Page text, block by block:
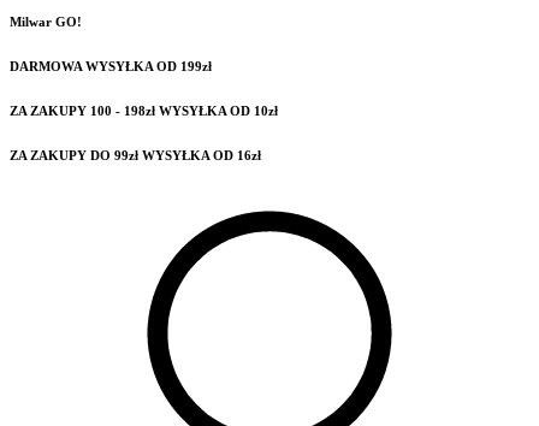
Milwar GO!
DARMOWA WYSYŁKA OD 199zł
ZA ZAKUPY 100 - 198zł WYSYŁKA OD 10zł
ZA ZAKUPY DO 99zł WYSYŁKA OD 16zł